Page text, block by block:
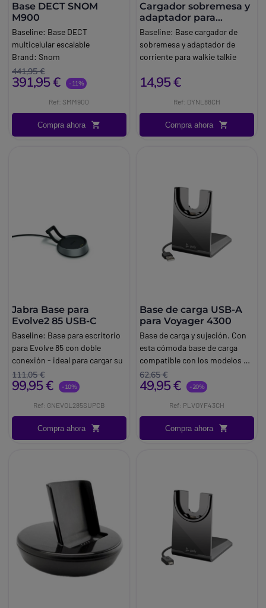
Base DECT SNOM
M900
Baseline: Base DECT
multicelular escalable
Brand: Snom
441,95 €
391,95 € -11%
Ref: SMM900
Compra ahora
Cargador sobremesa y
adaptador para
Dynascan L88
Baseline: Base cargador de
sobremesa y adaptador de
corriente para walkie talkie
Marca:Dynascan
14,95 €
Ref: DYNL88CH
Compra ahora
Jabra Base para
Evolve2 85 USB-C
Baseline: Base para escritorio
para Evolve 85 con doble
conexión - ideal para cargar su
auricular
Brand:Jabra GN
111,05 €
99,95 € -10%
Ref: GNEVOL285SUPCB
Compra ahora
Base de carga USB-A
para Voyager 4300
Base de carga y sujeción. Con
esta cómoda base de carga
compatible con los modelos de
Poly Voyager 4300 y Focus2
podrá tener siempre a punto
molesten por la mesa o puedan
caerse, ahorrando espacio y
protegiéndolos.
62,65 €
49,95 € -20%
Ref: PLVOYF43CH
Compra ahora